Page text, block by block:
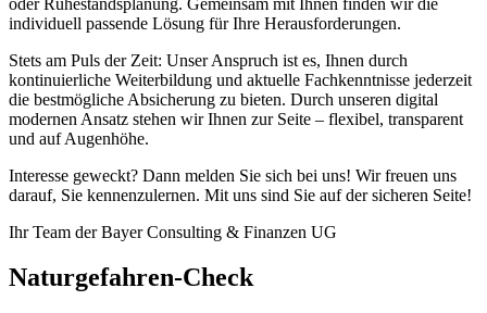
individuell passende Lösung für Ihre Herausforderungen.
Stets am Puls der Zeit: Unser Anspruch ist es, Ihnen durch
kontinuierliche Weiterbildung und aktuelle Fachkenntnisse jederzeit
die bestmögliche Absicherung zu bieten. Durch unseren digital
modernen Ansatz stehen wir Ihnen zur Seite – flexibel, transparent
und auf Augenhöhe.
Interesse geweckt? Dann melden Sie sich bei uns! Wir freuen uns
darauf, Sie kennenzulernen. Mit uns sind Sie auf der sicheren Seite!
Ihr Team der Bayer Consulting & Finanzen UG
Naturgefahren-Check